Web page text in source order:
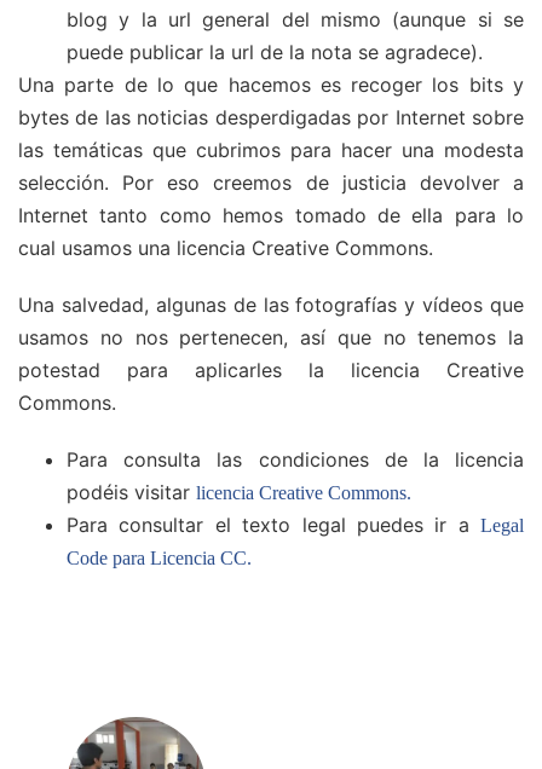
blog y la url general del mismo (aunque si se
puede publicar la url de la nota se agradece).
Una parte de lo que hacemos es recoger los bits y
bytes de las noticias desperdigadas por Internet sobre
las temáticas que cubrimos para hacer una modesta
selección. Por eso creemos de justicia devolver a
Internet tanto como hemos tomado de ella para lo
cual usamos una licencia Creative Commons.
Una salvedad, algunas de las fotografías y vídeos que
usamos no nos pertenecen, así que no tenemos la
potestad para aplicarles la licencia Creative
Commons.
Para consulta las condiciones de la licencia
podéis visitar licencia Creative Commons.
Para consultar el texto legal puedes ir a Legal
Code para Licencia CC.